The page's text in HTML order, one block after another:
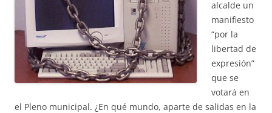
alcalde un
manifiesto
“por la
libertad de
expresión”
que se
votará en
el Pleno municipal. ¿En qué mundo, aparte de salidas en la